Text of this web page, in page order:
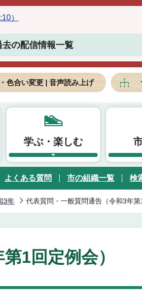
）
去の配信情報一覧
色合い変更 | 音声読み上げ
学ぶ・楽しむ
よくある質問 市の組織一覧 検
3年 代表質問・一般質問通告（令和3年第
1回定例会）